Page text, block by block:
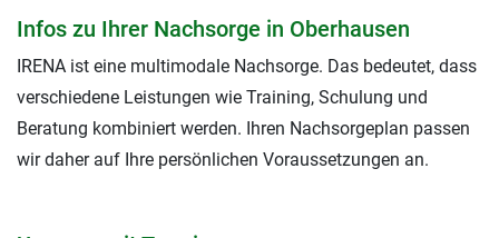
Infos zu Ihrer Nachsorge in Oberhausen
IRENA ist eine multimodale Nachsorge. Das bedeutet, dass
verschiedene Leistungen wie Training, Schulung und
Beratung kombiniert werden. Ihren Nachsorgeplan passen
wir daher auf Ihre persönlichen Voraussetzungen an.